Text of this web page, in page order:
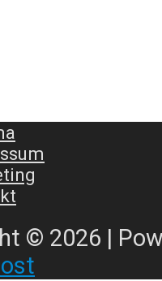
© 2026 |